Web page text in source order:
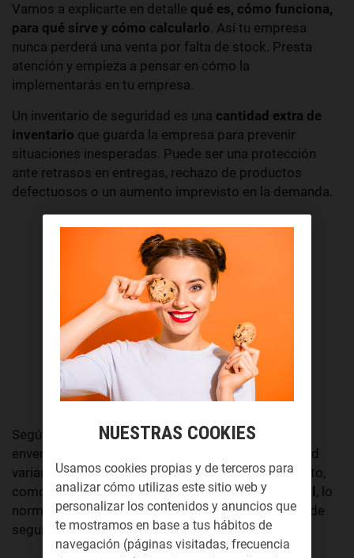
Vamos a explicarte en detalle qué es, cómo funciona,
para qué sirve y cómo calcularlo. Así tu empresa
nunca perderá una venta por falta de stock. Presta
atención y empieza a pensar en cómo la
implementarás en tu empresa.
Un inventario de seguridad es una cantidad extra de
inventario que guarda la empresa para prevenir
situaciones inesperadas. Puede ser una protección
ante retrasos en entregas, rechazo de productos
defectuosos o un aumento imprevisto en la demanda.
Según el sector en el que opere la empresa y su
envergadura la cantidad del inventario de seguridad
variará. Si tu negocio trabaja en un ambiente incierto,
como unacadena de suministro nacional o global , lo
normal sería tener niveles más altos de inventario de
seguridad.
NUESTRAS COOKIES
Usamos cookies propias y de terceros para
analizar cómo utilizas este sitio web y
personalizar los contenidos y anuncios que
te mostramos en base a tus hábitos de
navegación (páginas visitadas, frecuencia